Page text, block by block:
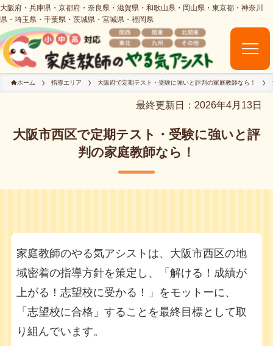
ホーム 指導エリア 大阪府で定期テスト・受験に強いと評判の家庭教師なら！
最終更新日：2026年4月13日
大阪市西区で定期テスト・受験に強いと評
判の家庭教師なら！
家庭教師のやる気アシストは、大阪市西区の地
域密着の指導方針を策定し、「解ける！成績が
上がる！志望校に受かる！」をモットーに、
「志望校に合格」することを最終目標として取
り組んでいます。